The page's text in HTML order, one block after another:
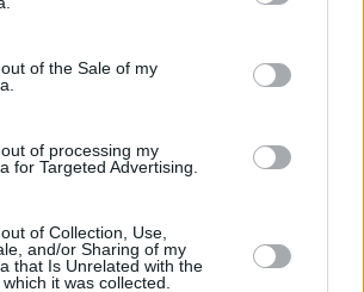
to Google and its third-party tags to
specified purposes in below Google
of the Sale of my
of processing my
for Targeted Advertising.
of Collection, Use,
and/or Sharing of my
that Is Unrelated with the
it was collected.
Φαραντούρης με τον Επίσκοπο
Αντιοχείας & Πάσης Ανατολής, στη